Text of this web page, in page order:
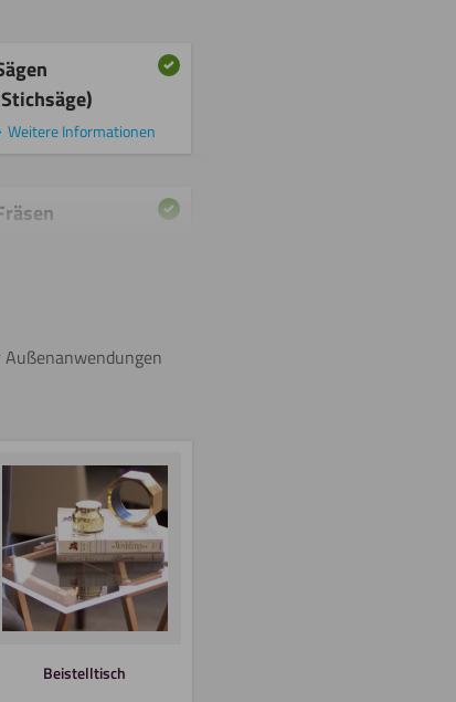
Weitere Informationen
Schneiden
Beistelltisch